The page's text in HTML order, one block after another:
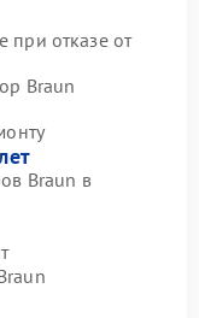
при отказе от
Braun
Braun в